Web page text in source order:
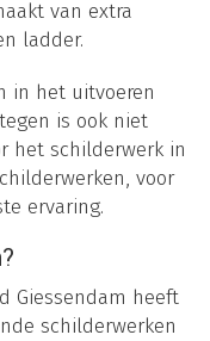
van extra
ladder.
in het uitvoeren
is ook niet
het schilderwerk in
voor
ervaring.
Giessendam heeft
schilderwerken